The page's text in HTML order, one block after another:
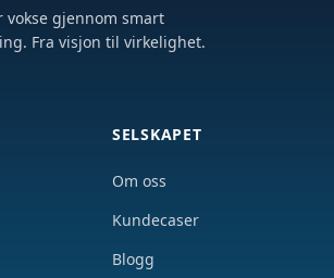
gjennom smart
Fra visjon til virkelighet.
SELSKAPET
Om oss
Kundecaser
Blogg